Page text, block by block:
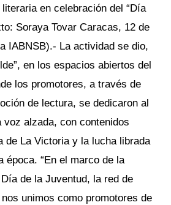
en celebración del “Día
Soraya Tovar Caracas, 12 de
IABNSB).- La actividad se dio,
en los espacios abiertos del
los promotores, a través de
de lectura, se dedicaron al
alzada, con contenidos
de La Victoria y la lucha librada
época. “En el marco de la
de la Juventud, la red de
unimos como promotores de